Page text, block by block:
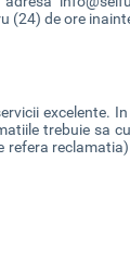
(24) de ore
excelente.
trebuie sa